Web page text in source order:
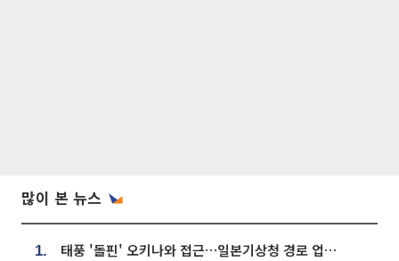
많이 본 뉴스
1. 태풍 '돌핀' 오키나와 접근…일본기상청 경로 업데이트